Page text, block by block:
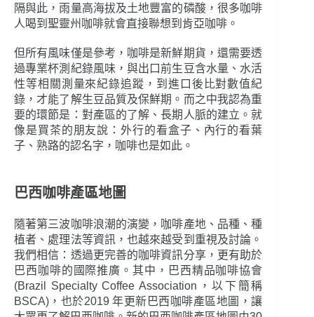
隔與此，雨量高海拔及土地豐富的磷酸，很多咖啡
人喝到聖靈州咖啡就會直接聯想到肯亞咖啡。
但所有風味僅是參考，咖啡是新鮮期貨，還需要透
過專業杯測紀錄風味，與出口前生豆含水量、水活
性等相關測量來紀錄追蹤，到進口後比對數值紀
錄，才能了解生豆品質及保鮮期。而之中我認為重
要的環節是：對產區的了解、長期人脈的建立。就
像是買茶的朋友說：外行的看盒子、內行的看葉
子、熟路的認名字，咖啡也是如此。
巴西咖啡產區地圖
隨著第三波咖啡浪潮的演變，咖啡產地、品種、種
植者、處理法等資訊，也越來越受到重視及討論。
我們相信：透過更完善的咖啡資訊分享，更有助於
巴西咖啡的國際推廣。其中，巴西精品咖啡協會
(Brazil Specialty Coffee Association，以下簡稱
BSCA)，也於2019 年更新巴西咖啡產區地圖，讓